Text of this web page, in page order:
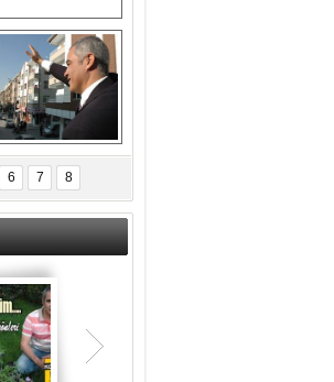
HOLLYWOOD
FİLMLERİNİ
ARATMAYAN
TANITIM
ŞİMŞEK
GÖLBAŞI'NDA
ETKİSİ
YARATTI !
6 7 8
Teşrik tekbiri nedir? Ne anlama gelir?